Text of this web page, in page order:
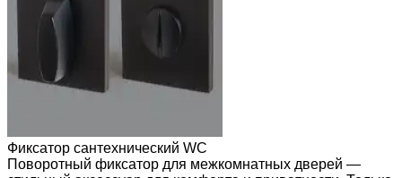
Фиксатор сантехнический WC
Поворотный фиксатор для межкомнатных дверей —